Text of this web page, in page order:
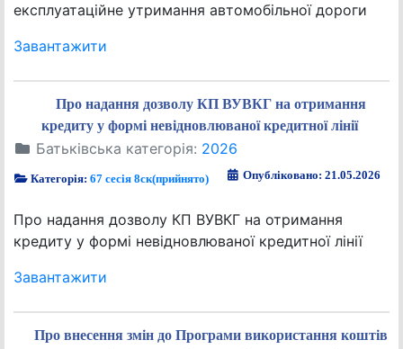
експлуатаційне утримання автомобільної дороги
Завантажити
Про надання дозволу КП ВУВКГ на отримання
кредиту у формі невідновлюваної кредитної лінії
Батьківська категорія: 2026
Категорія:67 сесія 8ск(прийнято) Опубліковано: 21.05.2026
Про надання дозволу КП ВУВКГ на отримання
кредиту у формі невідновлюваної кредитної лінії
Завантажити
Про внесення змін до Програми використання коштів